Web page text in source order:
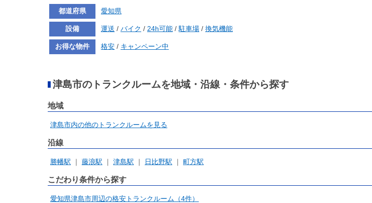
都道府県 愛知県
設備 運送 / バイク / 24h可能 / 駐車場 / 換気機能
お得な物件 格安 / キャンペーン中
津島市のトランクルームを地域・沿線・条件から探す
地域
津島市内の他のトランクルームを見る
沿線
勝幡駅 藤浪駅 津島駅 日比野駅 町方駅
こだわり条件から探す
愛知県津島市周辺の格安トランクルーム（4件）